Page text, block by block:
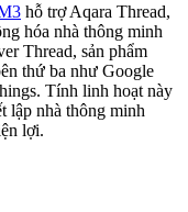
hỗ trợ Aqara Thread,
hóa nhà thông minh
Thread, sản phẩm
thứ ba như Google
Tính linh hoạt này
lập nhà thông minh
lợi.